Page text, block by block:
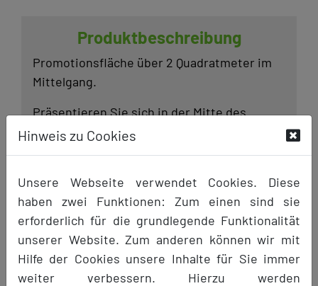
Produkt­be­schrei­bung
Promo­ti­ons­fläche über 2 Quadrat­meter im
Mittel­gang.
Präsen­tieren Sie sich in der Mitte des
Marktes!
Preis
pro Tag: 19,90 €
Verfügbarkeitskalender anzeigen
Hinweis zu Cookies
Unsere Webseite verwendet Cookies. Diese
haben zwei Funktionen: Zum einen sind sie
erforderlich für die grundlegende Funktionalität
unserer Website. Zum anderen können wir mit
Hilfe der Cookies unsere Inhalte für Sie immer
weiter verbessern. Hierzu werden